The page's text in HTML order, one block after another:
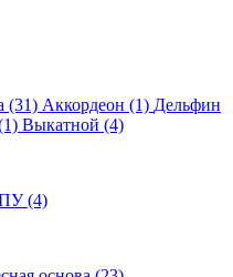
(31) Аккордеон (1) Дельфин
Выкатной (4)
(4)